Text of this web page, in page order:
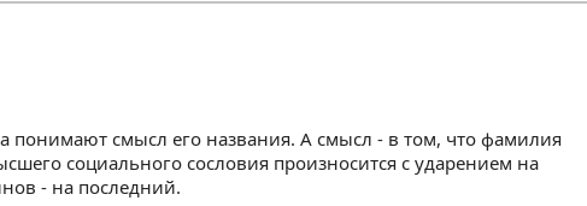
понимают смысл его названия. А смысл - в том, что фамилия
социального сословия произносится с ударением на
- на последний.